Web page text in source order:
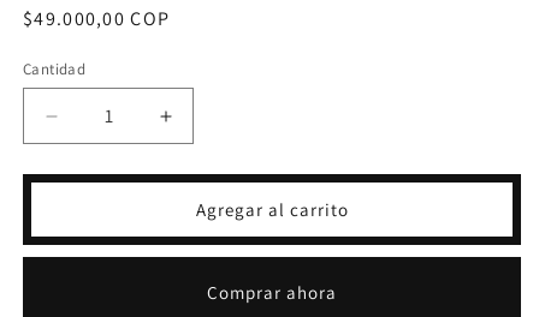
Precio
$49.000,00 COP
Cantidad
Reducir
cantidad
para
-
Aumentar
cantidad
para
DIABLO
-
PAPINI
Agregar al carrito
Comprar ahora